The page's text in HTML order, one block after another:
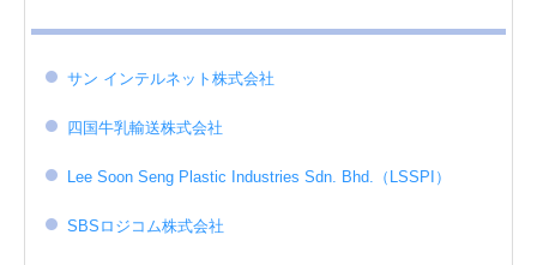
サン インテルネット株式会社
四国牛乳輸送株式会社
Lee Soon Seng Plastic Industries Sdn. Bhd.（LSSPI）
SBSロジコム株式会社